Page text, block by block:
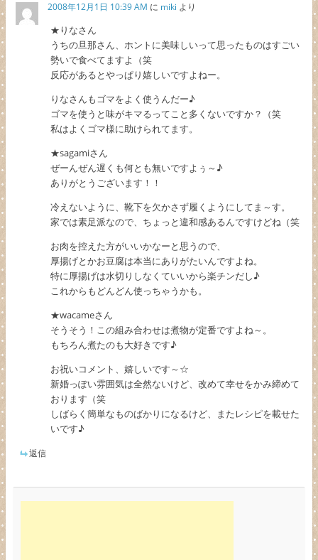
2008年12月1日 10:39 AM に miki より
★りなさん
うちの旦那さん、ホントに美味しいって思ったものはすごい
勢いで食べてますよ（笑
反応があるとやっぱり嬉しいですよねー。
りなさんもゴマをよく使うんだー♪
ゴマを使うと味がキマるってこと多くないですか？（笑
私はよくゴマ様に助けられてます。
★sagamiさん
ぜーんぜん遅くも何とも無いですよぅ～♪
ありがとうございます！！
冷えないように、靴下を欠かさず履くようにしてま～す。
家では素足派なので、ちょっと違和感あるんですけどね（笑
お肉を控えた方がいいかなーと思うので、
厚揚げとかお豆腐は本当にありがたいんですよね。
特に厚揚げは水切りしなくていいから楽チンだし♪
これからもどんどん使っちゃうかも。
★wacameさん
そうそう！この組み合わせは煮物が定番ですよね～。
もちろん煮たのも大好きです♪
お祝いコメント、嬉しいです～☆
新婚っぽい雰囲気は全然ないけど、改めて幸せをかみ締めて
おります（笑
しばらく簡単なものばかりになるけど、またレシピを載せた
いです♪
返信